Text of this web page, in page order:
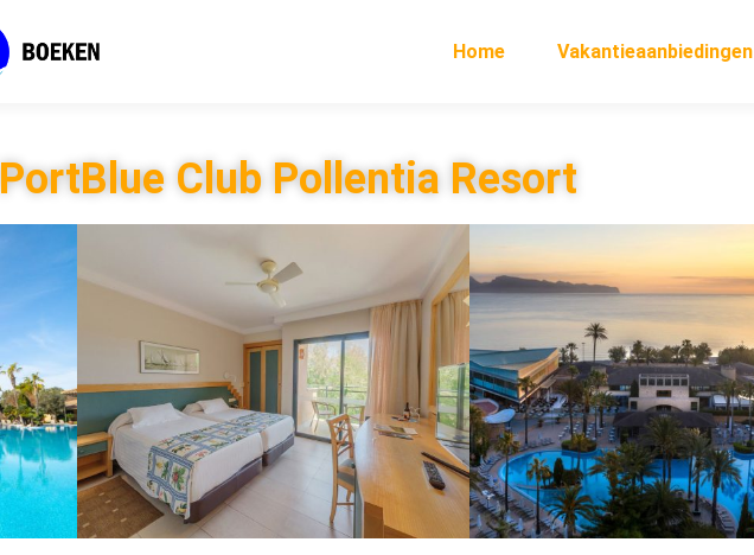
Home Vakantieaanbiedingen
PortBlue Club Pollentia Resort